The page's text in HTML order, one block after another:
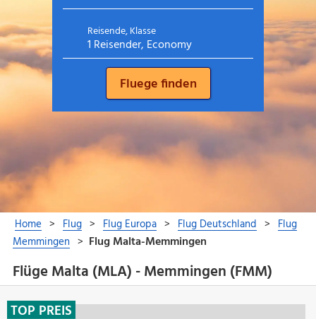
Flüge Malta (MLA) - Memmingen (FMM)
TOP PREIS